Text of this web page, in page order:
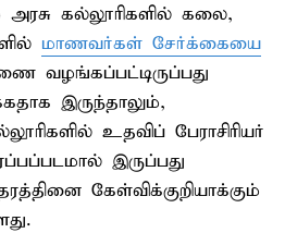
அரசு கல்லூரிகளில் கலை,
மாணவர்கள் சேர்க்கையை
வழங்கப்பட்டிருப்பது
இருந்தாலும்,
உதவிப் பேராசிரியர்
இருப்பது
கேள்விக்குறியாக்கும்